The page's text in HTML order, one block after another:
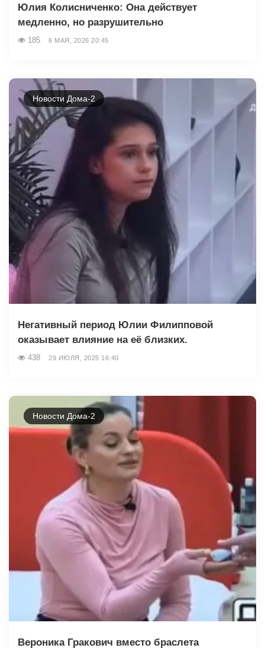
Юлия Колисниченко: Она действует
медленно, но разрушительно
185 6 МАЯ, 2026 20:45
Новости Дома-2
Негативный период Юлии Филипповой
оказывает влияние на её близких.
438 29 ИЮЛЯ, 2025 16:40
Новости Дома-2
Вероника Гракович вместо браслета